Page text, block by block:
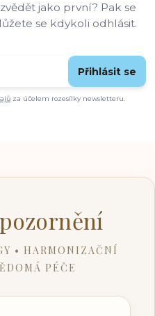
jako první? Pak se
se kdykoli odhlásit.
Přihlásit se
za účelem rozesílky newsletteru.
• HARMONIZAČNÍ
PÉČE